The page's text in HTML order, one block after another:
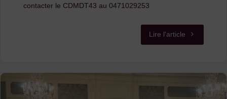
contacter le CDMDT43 au 0471029253
Lire l'article
groupes
amateurs